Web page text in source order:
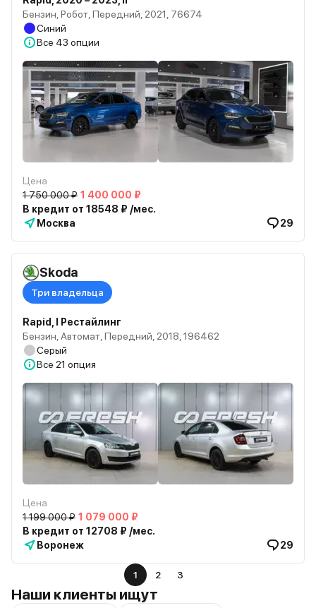
Бензин, Робот, Передний, 2021, 76674
Синий
Все 43 опции
Цена
1 750 000 ₽ 1 400 000 ₽
В кредит от 18548 ₽ /мес.
Москва
29
Skoda
Три владельца
Rapid, I Рестайлинг
Бензин, Автомат, Передний, 2018, 196462
Серый
Все 21 опция
Цена
1 199 000 ₽ 1 079 000 ₽
В кредит от 12708 ₽ /мес.
Воронеж
29
1 2 3
Наши клиенты ищут